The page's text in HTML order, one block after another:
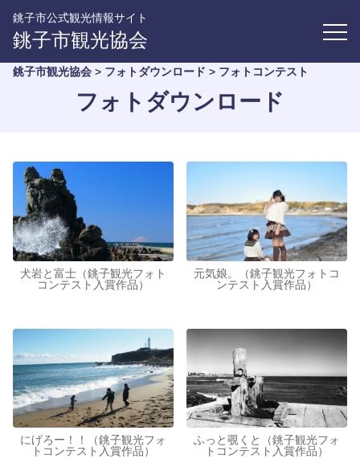
銚子市公式観光情報サイト
銚子市観光協会
銚子市観光協会 > フォトダウンロード > フォトコンテスト
フォトダウンロード
犬岩と富士（銚子観光フォト
コンテスト入賞作品）
元気娘。（銚子観光フォトコ
ンテスト入賞作品）
にげろー！！（銚子観光フォ
トコンテスト入賞作品）
ふっと覗くと（銚子観光フォ
トコンテスト入賞作品）